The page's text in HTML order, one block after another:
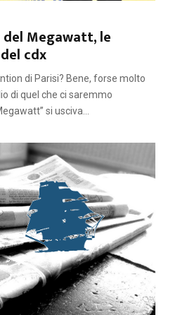
Megawatt, le
cdx
di Parisi? Bene, forse molto
di quel che ci saremmo
si usciva...